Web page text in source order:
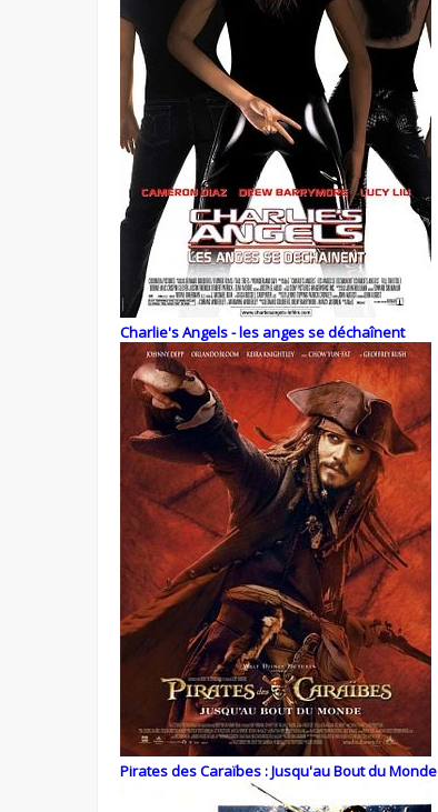
Charlie's Angels - les anges se déchaînent
Pirates des Caraïbes : Jusqu'au Bout du Monde